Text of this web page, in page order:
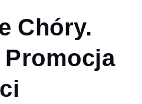
Chóry.
Promocja